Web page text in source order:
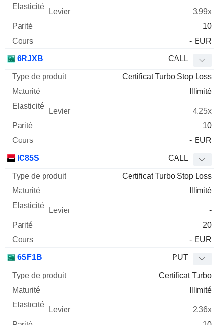
3.99x
10
- EUR
6RJXB CALL
Certificat Turbo Stop Loss
Illimité
4.25x
10
- EUR
IC85S CALL
Certificat Turbo Stop Loss
Illimité
-
20
- EUR
6SF1B PUT
Certificat Turbo
Illimité
2.36x